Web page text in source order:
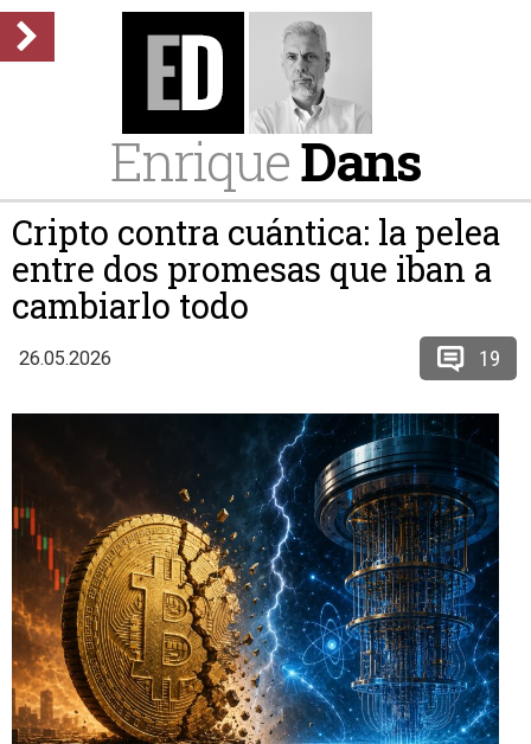
EnriqueDans
Cripto contra cuántica: la pelea
entre dos promesas que iban a
cambiarlo todo
26.05.2026 19